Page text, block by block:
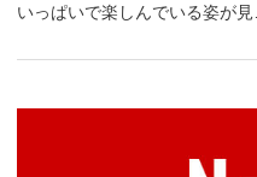
いっぱいで楽しんでいる姿が見